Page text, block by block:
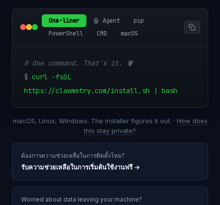
One-liner 🤖 Agent
pip
PowerShell
CMD macOS
# One command. That's it. 🦞
$ curl -fsSL
https://clawmetry.com/install.sh | bash
macOS, Linux, Windows. The installer figures it out. · How does
this stay private?
ต้องการความช่วยเหลือในการติดตั้งไหม?
รับความช่วยเหลือในการเริ่มต้นใช้งานฟรี →
Worried about data leaving your machine?